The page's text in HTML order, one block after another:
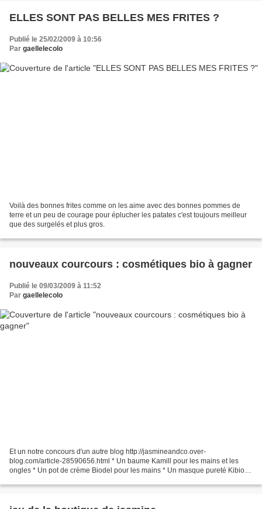
ELLES SONT PAS BELLES MES FRITES ?
Publié le 25/02/2009 à 10:56
Par gaellelecolo
Voilà des bonnes frites comme on les aime avec des bonnes pommes de
terre et un peu de courage pour éplucher les patates c'est toujours meilleur
que des surgelés et plus gros.
nouveaux courcours : cosmétiques bio à gagner
Publié le 09/03/2009 à 11:52
Par gaellelecolo
Et un notre concours d'un autre blog http://jasmineandco.over-
blog.com/article-28590656.html * Un baume Kamill pour les mains et les
ongles * Un pot de crème Biodel pour les mains * Un masque pureté Kibio